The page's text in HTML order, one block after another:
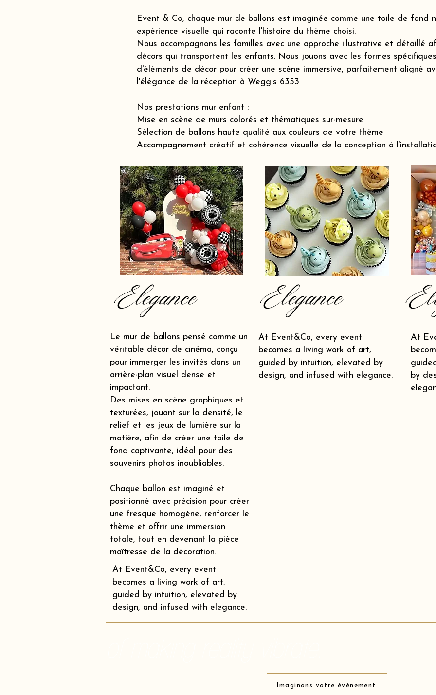
Event & Co, chaque mur de ballons est imaginée comme une toile de fond
expérience visuelle qui raconte l'histoire du thème choisi.
Nous accompagnons les familles avec une approche illustrative et détaillé
décors qui transportent les enfants. Nous jouons avec les formes
d'éléments de décor pour créer une scène immersive, parfaitement aligné
l'élégance de la réception à Weggis 6353
Nos prestations mur enfant :
Mise en scène de murs colorés et thématiques sur-mesure
Sélection de ballons haute qualité aux couleurs de votre thème
Accompagnement créatif et cohérence visuelle de la conception à
Elegance
Le mur de ballons pensé comme un
véritable décor de cinéma, conçu
pour immerger les invités dans un
arrière-plan visuel dense et
impactant.
Des mises en scène graphiques et
texturées, jouant sur la densité, le
relief et les jeux de lumière sur la
matière, afin de créer une toile de
fond captivante, idéal pour des
souvenirs photos inoubliables.
Chaque ballon est imaginé et
positionné avec précision pour créer
une fresque homogène, renforcer le
thème et offrir une immersion
totale, tout en devenant la pièce
maîtresse de la décoration.
Elegance
At Event&Co, every event
becomes a living work of art,
guided by intuition, elevated by
design, and infused with elegance.
At
by
At Event&Co, every event
becomes a living work of art,
guided by intuition, elevated by
design, and infused with elegance.
Imaginons votre évènement